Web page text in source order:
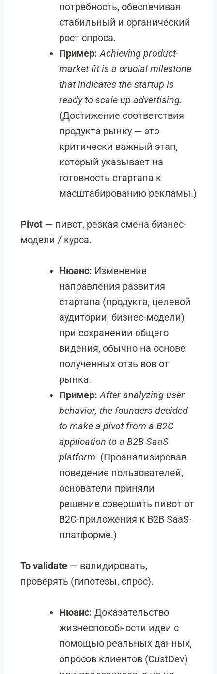
потребность, обеспечивая
стабильный и органический
рост спроса.
Пример: Achieving product-
market fit is a crucial milestone
that indicates the startup is
ready to scale up advertising.
(Достижение соответствия
продукта рынку — это
критически важный этап,
который указывает на
готовность стартапа к
масштабированию рекламы.)
Pivot — пивот, резкая смена бизнес-
модели / курса.
Нюанс: Изменение
направления развития
стартапа (продукта, целевой
аудитории, бизнес-модели)
при сохранении общего
видения, обычно на основе
полученных отзывов от
рынка.
Пример: After analyzing user
behavior, the founders decided
to make a pivot from a B2C
application to a B2B SaaS
platform. (Проанализировав
поведение пользователей,
основатели приняли
решение совершить пивот от
B2C-приложения к B2B SaaS-
платформе.)
To validate — валидировать,
проверять (гипотезы, спрос).
Нюанс: Доказательство
жизнеспособности идеи с
помощью реальных данных,
опросов клиентов (CustDev)